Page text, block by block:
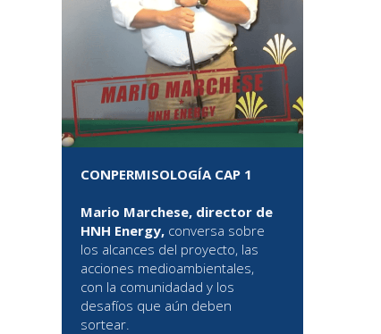
CONPERMISOLOGÍA CAP 1
Mario Marchese, director de
HNH Energy, conversa sobre
los alcances del proyecto, las
acciones medioambientales,
con la comunidadad y los
desafíos que aún deben
sortear.